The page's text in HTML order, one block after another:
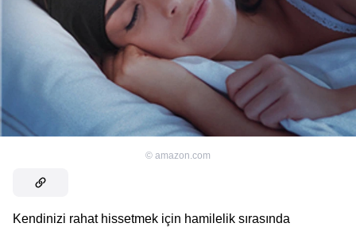
© amazon.com
Kendinizi rahat hissetmek için hamilelik sırasında